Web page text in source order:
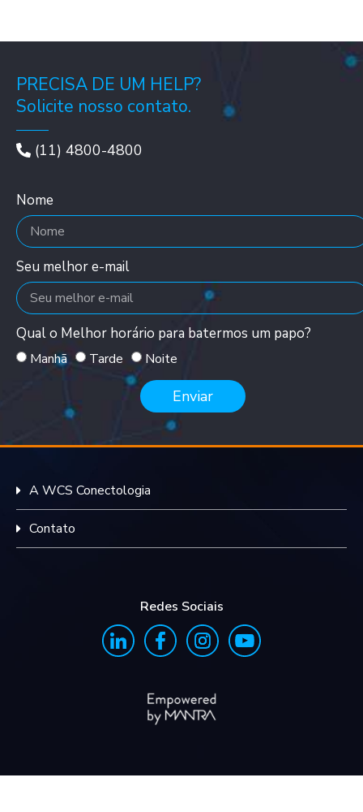
PRECISA DE UM HELP?
Solicite nosso contato.
(11) 4800-4800
Nome
Seu melhor e-mail
Qual o Melhor horário para batermos um papo?
Manhã Tarde Noite
Enviar
A WCS Conectologia
Contato
Redes Sociais